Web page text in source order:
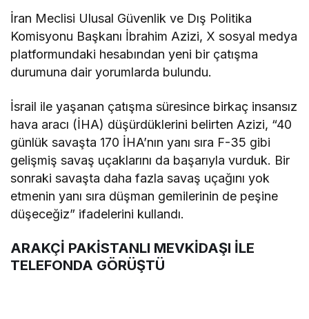
İran Meclisi Ulusal Güvenlik ve Dış Politika
Komisyonu Başkanı İbrahim Azizi, X sosyal medya
platformundaki hesabından yeni bir çatışma
durumuna dair yorumlarda bulundu.
İsrail ile yaşanan çatışma süresince birkaç insansız
hava aracı (İHA) düşürdüklerini belirten Azizi, “40
günlük savaşta 170 İHA’nın yanı sıra F-35 gibi
gelişmiş savaş uçaklarını da başarıyla vurduk. Bir
sonraki savaşta daha fazla savaş uçağını yok
etmenin yanı sıra düşman gemilerinin de peşine
düşeceğiz” ifadelerini kullandı.
ARAKÇİ PAKİSTANLI MEVKİDAŞI İLE
TELEFONDA GÖRÜŞTÜ